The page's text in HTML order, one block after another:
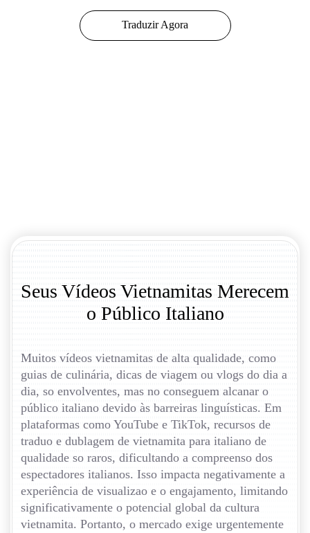
Traduzir Agora
Seus Vídeos Vietnamitas Merecem
o Público Italiano
Muitos vídeos vietnamitas de alta qualidade, como
guias de culinária, dicas de viagem ou vlogs do dia a
dia, so envolventes, mas no conseguem alcanar o
público italiano devido às barreiras linguísticas. Em
plataformas como YouTube e TikTok, recursos de
traduo e dublagem de vietnamita para italiano de
qualidade so raros, dificultando a compreenso dos
espectadores italianos. Isso impacta negativamente a
experiência de visualizao e o engajamento, limitando
significativamente o potencial global da cultura
vietnamita. Portanto, o mercado exige urgentemente